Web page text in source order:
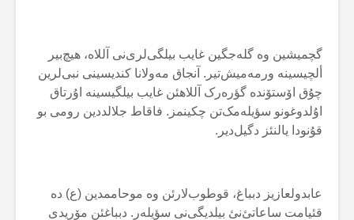
گچمیشین وە گلەجگین غایب بیلگی‌لری‌نی آللاە، هیچ‌بیر
ألچیسینە ورمەمیش‌تیر. آنجاق مەولانا کندیسینی نبی‌لرین
چۇق اۆستۆندە گؤرەرک آللاهئن غایب بیلگیسینە اۇرتاق
اۇلدوغونو سؤیلەمک‌تن چکینمز. فاقاط جلالددین رومی بو
قۇنودا یالنئز دگیل‌دیر.
عابدولعازیز دبباغ، قوطوب‌لارئن وە موحاممدین (ع) دە
قئیامت ساعاتئ‌نئ بیلدیگی‌نی سؤیلەر. دبباغئن مۆریدی